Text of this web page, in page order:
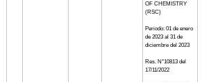
OF CHEMISTRY
(RSC)
Periodo: 01 de enero
de 2023 al 31 de
diciembre del 2023
Res. N°10813 del
17/11/2022